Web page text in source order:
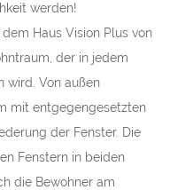
werden!
Haus Vision Plus von
der in jedem
wird. Von außen
mit entgegengesetzten
der Fenster. Die
Fenstern in beiden
die Bewohner am